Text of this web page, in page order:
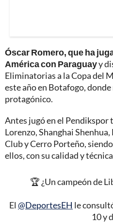
Óscar Romero, que ha
América con Paraguayy
Eliminatorias a la Copa del
este año en Botafogo,
protagónico.
Antes jugó en el Pendikspor
Lorenzo, Shanghai
Club y Cerro Porteño,
ellos, con su calidad y
🏆 ¿Un campeón de
El @DeportesEH le
10 y